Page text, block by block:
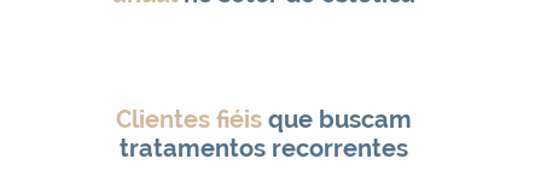
Clientes fiéisque buscam
tratamentos recorrentes